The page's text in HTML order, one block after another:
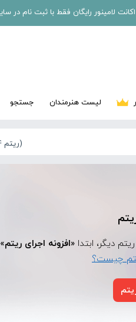
لیست هنرمندان جستجو
(ریتم 4/4)
«افزونه اجرای ریتم»
چیست؟